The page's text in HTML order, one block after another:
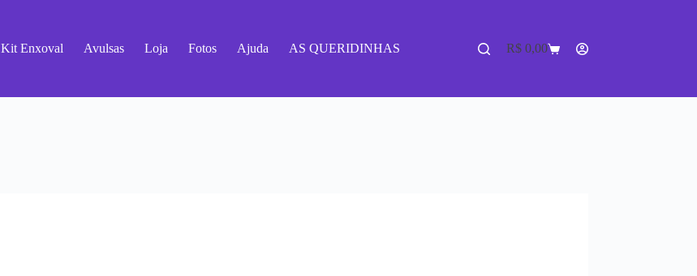
Kit Enxoval Avulsas Loja Fotos Ajuda AS QUERIDINHAS R$0,00